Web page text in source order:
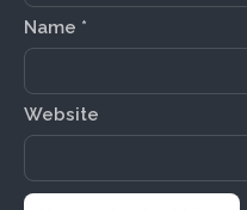
Name *
Website